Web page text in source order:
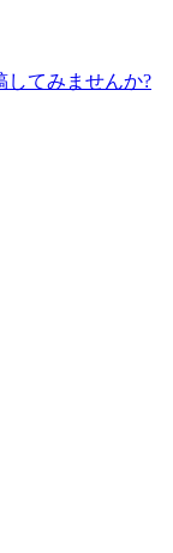
してみませんか?